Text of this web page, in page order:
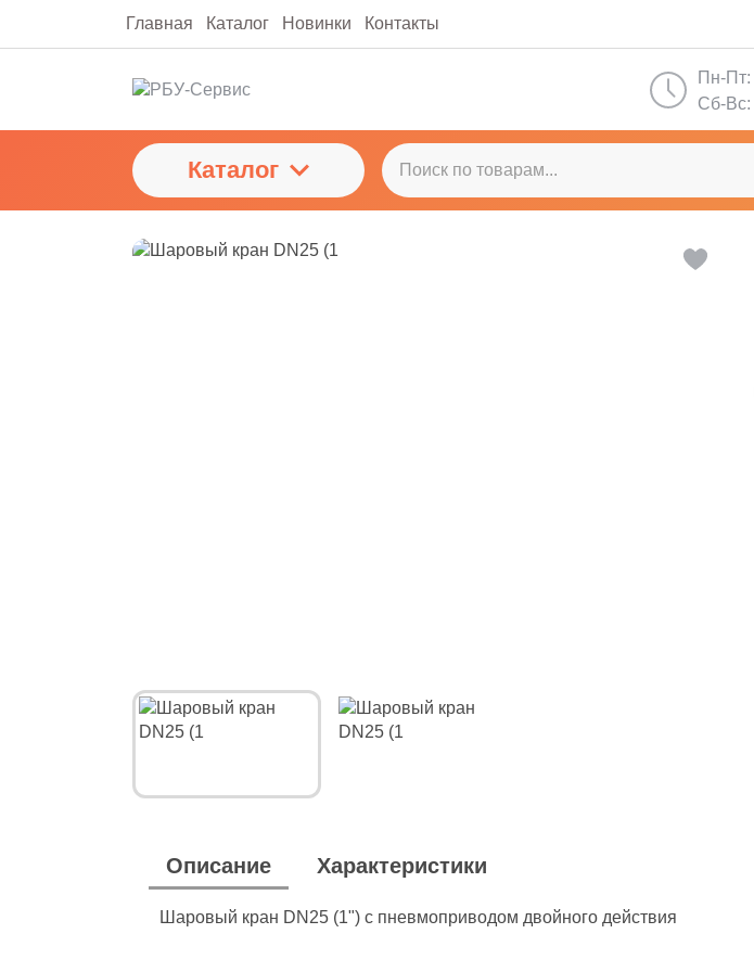
Главная Каталог Новинки Контакты
Пн-Пт:
Сб-Вс:
Каталог
Описание Характеристики
Шаровый кран DN25 (1") с пневмоприводом двойного действия